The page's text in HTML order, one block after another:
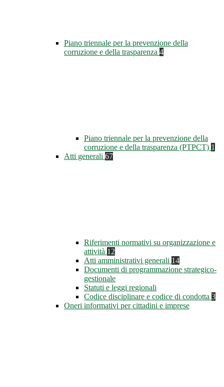
Piano triennale per la prevenzione della
corruzione e della trasparenza 4
Piano triennale per la prevenzione della
corruzione e della trasparenza (PTPCT) 1
Atti generali 67
Riferimenti normativi su organizzazione e
attività 12
Atti amministrativi generali 14
Documenti di programmazione strategico-
gestionale
Statuti e leggi regionali
Codice disciplinare e codice di condotta 3
Oneri informativi per cittadini e imprese